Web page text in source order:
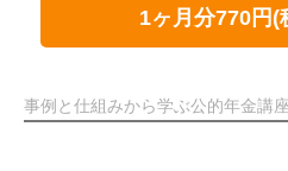
1ヶ月分770円(
事例と仕組みから学ぶ公的年金講座